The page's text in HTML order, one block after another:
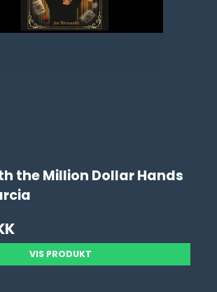
the Million Dollar Hands
VIS PRODUKT